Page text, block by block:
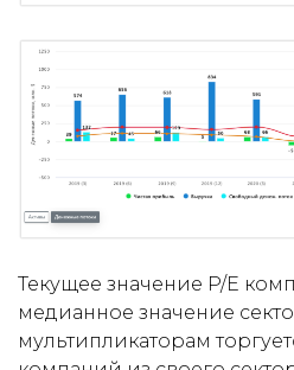
Текущее значение P/E
медианное значение
мультипликаторам